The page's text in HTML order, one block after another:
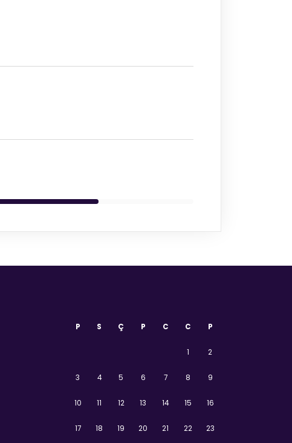
P S Ç P C C P
1 2
3 4 5 6 7 8 9
10 11 12 13 14 15 16
17 18 19 20 21 22 23